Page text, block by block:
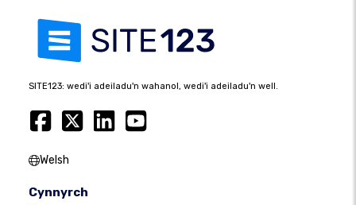
SITE123: wedi'i adeiladu'n wahanol, wedi'i adeiladu'n well.
Welsh
Cynnyrch